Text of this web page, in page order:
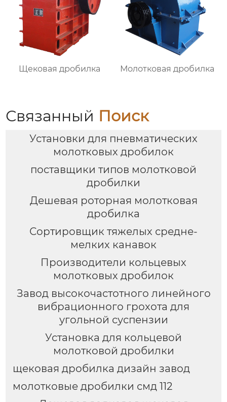
Щековая дробилка Молотковая дробилка
Связанный Поиск
Установки для пневматических
молотковых дробилок
поставщики типов молотковой
дробилки
Дешевая роторная молотковая
дробилка
Сортировщик тяжелых средне-
мелких канавок
Производители кольцевых
молотковых дробилок
Завод высокочастотного линейного
вибрационного грохота для
угольной суспензии
Установка для кольцевой
молотковой дробилки
щековая дробилка дизайн завод
молотковые дробилки смд 112